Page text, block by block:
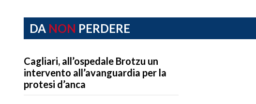
DA NON PERDERE
Cagliari, all’ospedale Brotzu un
intervento all’avanguardia per la
protesi d’anca